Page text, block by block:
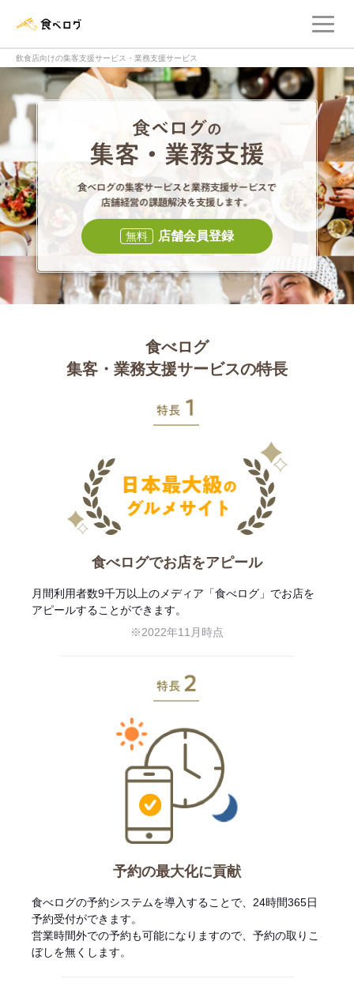
飲食店向けの集客支援サービス・業務支援サービス
食べログの集客
食べログの集
無料 店舗会員登録
食べログ
集客・業務支援サービスの特長
食べログでお店をアピール
月間利用者数9千万以上のメディア「食べログ」でお店を
アピールすることができます。
※2022年11月時点
予約の最大化に貢献
食べログの予約システムを導入することで、24時間365日
予約受付ができます。
営業時間外での予約も可能になりますので、予約の取りこ
ぼしを無くします。